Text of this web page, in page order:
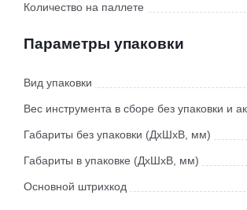
Количество на паллете
Параметры упаковки
Вид упаковки
Вес инструмента в сборе без упаковки и
Габариты без упаковки (ДхШхВ, мм)
Габариты в упаковке (ДхШхВ, мм)
Основной штрихкод